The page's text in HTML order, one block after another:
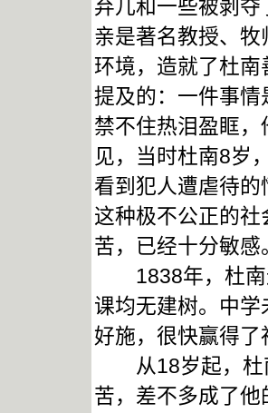
弃儿和一些被剥
亲是著名教授、
环境，造就了杜
提及的：一件事
禁不住热泪盈眶
见，当时杜南8岁
看到犯人遭虐待
这种极不公正的社
苦，已经十分敏感
1838年，杜南
课均无建树。中
好施，很快赢得
从18岁起，杜
苦，差不多成了他